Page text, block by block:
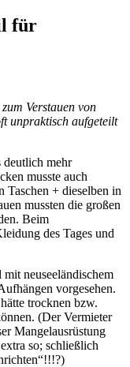
für
Verstauen von
unpraktisch aufgeteilt
deutlich mehr
musste auch
Taschen + dieselben in
mussten die großen
Beim
des Tages und
neuseeländischem
vorgesehen.
trocknen bzw.
(Der Vermieter
Mangelausrüstung
so; schließlich